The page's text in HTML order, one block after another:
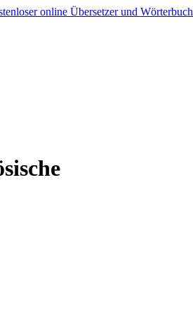
online Übersetzer und Wörterbuch